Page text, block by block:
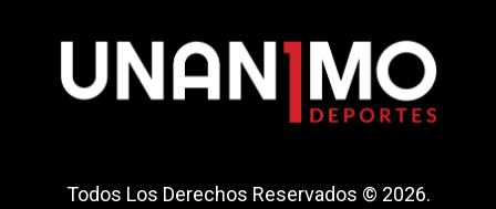
Todos Los Derechos Reservados © 2026.